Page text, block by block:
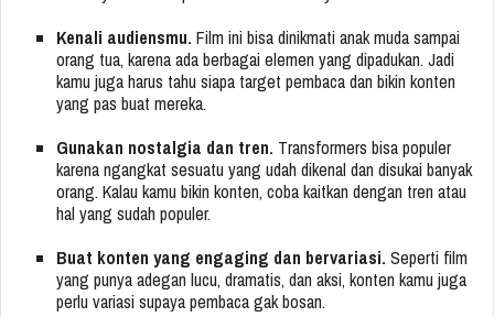
Kenali audiensmu. Film ini bisa dinikmati anak muda sampai
orang tua, karena ada berbagai elemen yang dipadukan. Jadi
kamu juga harus tahu siapa target pembaca dan bikin konten
yang pas buat mereka.
Gunakan nostalgia dan tren. Transformers bisa populer
karena ngangkat sesuatu yang udah dikenal dan disukai banyak
orang. Kalau kamu bikin konten, coba kaitkan dengan tren atau
hal yang sudah populer.
Buat konten yang engaging dan bervariasi. Seperti film
yang punya adegan lucu, dramatis, dan aksi, konten kamu juga
perlu variasi supaya pembaca gak bosan.